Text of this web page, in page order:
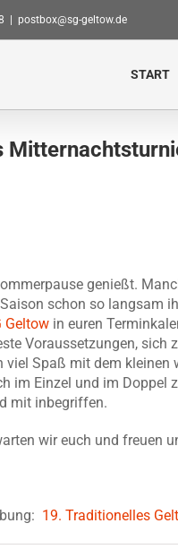
postbox@sg-geltow.de
START
genießt.
schon so langsam
Geltow in euren
Voraussetzungen,
viel Spaß mit dem
im Einzel und im
mit inbegriffen.
wir euch und freuen
19. Traditionelles